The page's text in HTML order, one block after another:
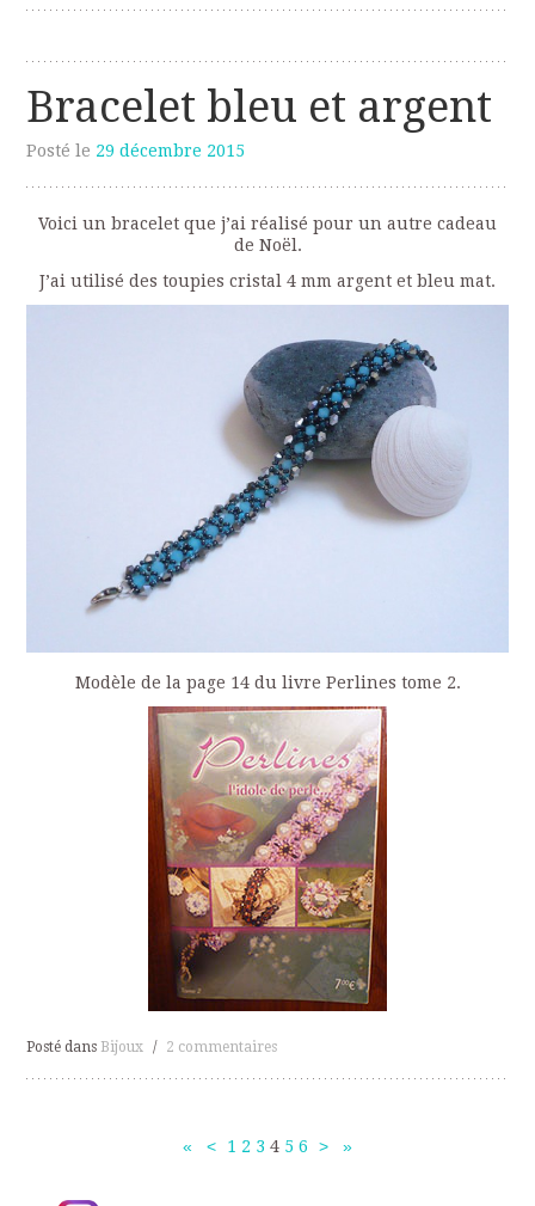
Bracelet bleu et argent
Posté le 29 décembre 2015
Voici un bracelet que j’ai réalisé pour un autre cadeau
de Noël.
J’ai utilisé des toupies cristal 4 mm argent et bleu mat.
Modèle de la page 14 du livre Perlines tome 2.
Posté dans Bijoux / 2 commentaires
Navigation
« < 1 2 3 4 5 6 > »